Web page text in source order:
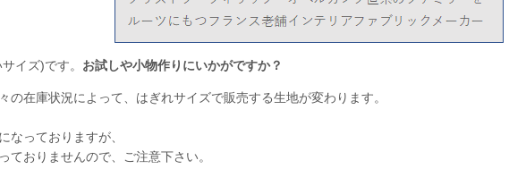
イズ)です。 お試しや小物作りにいかがですか？
の在庫状況によって、はぎれサイズで販売する生地が変わります。
なっておりますが、
ておりませんので、ご注意下さい。